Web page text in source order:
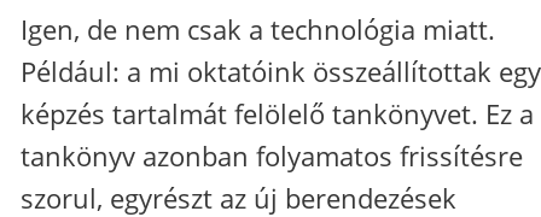
Igen, de nem csak a technológia miatt.
Például: a mi oktatóink összeállítottak
képzés tartalmát felölelő tankönyvet. Ez a
tankönyv azonban folyamatos frissítésre
szorul, egyrészt az új berendezések